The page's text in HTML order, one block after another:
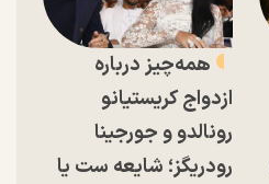
همه‌چیز درباره
ازدواج کریستیانو
رونالدو و جورجینا
رودریگز؛ شایعه ست یا